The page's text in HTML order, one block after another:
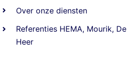
Over onze diensten
Referenties HEMA, Mourik, De
Heer